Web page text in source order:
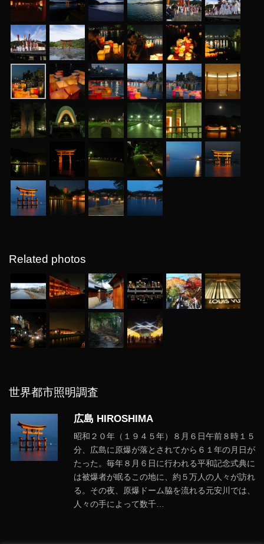
Related photos
世界都市照明調査
広島 HIROSHIMA
昭和２０年（１９４５年）８月６日午前８時１５
分、広島に原爆が落とされてから６１年の月日が
たった。毎年８月６日に行われる平和記念式典に
は被爆者が眠るこの地に、約５万人の人々が訪れ
る。その夜、原爆ドーム脇を流れる元安川では、
人々の手によって数千…